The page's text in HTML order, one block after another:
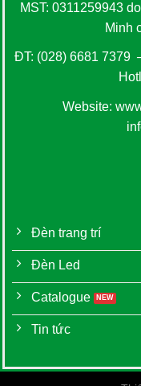
MST: 0311259943
Minh
ĐT: (028) 6681 7379
Website:
Đèn trang trí
Đèn Led
Catalogue
Tin tức